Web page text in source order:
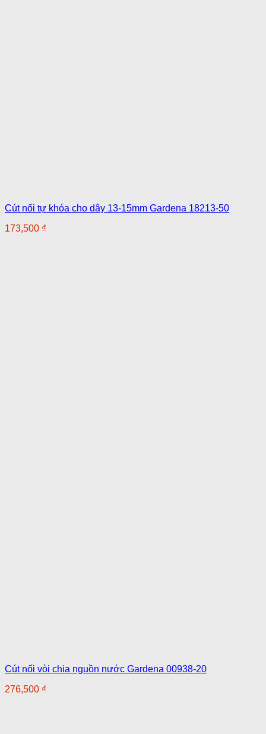
Cút nối tự khóa cho dây 13-15mm Gardena 18213-50
173,500 ₫
Cút nối vòi chia nguồn nước Gardena 00938-20
276,500 ₫